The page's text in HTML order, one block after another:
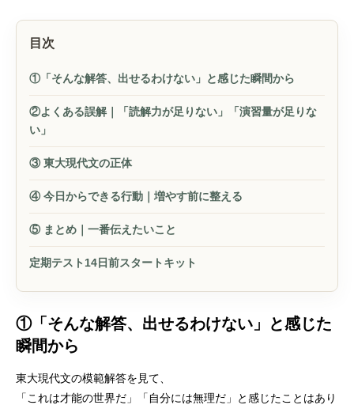
目次
①「そんな解答、出せるわけない」と感じた瞬間から
②よくある誤解｜「読解力が足りない」「演習量が足りな
い」
③ 東大現代文の正体
④ 今日からできる行動｜増やす前に整える
⑤ まとめ｜一番伝えたいこと
定期テスト14日前スタートキット
①「そんな解答、出せるわけない」と感じた
瞬間から
東大現代文の模範解答を見て、
「これは才能の世界だ」「自分には無理だ」と感じたことはあり